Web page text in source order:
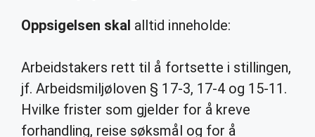
Oppsigelsen skal alltid inneholde:
Arbeidstakers rett til å fortsette i stillingen,
jf. Arbeidsmiljøloven § 17-3, 17-4 og 15-11.
Hvilke frister som gjelder for å kreve
forhandling, reise søksmål og for å